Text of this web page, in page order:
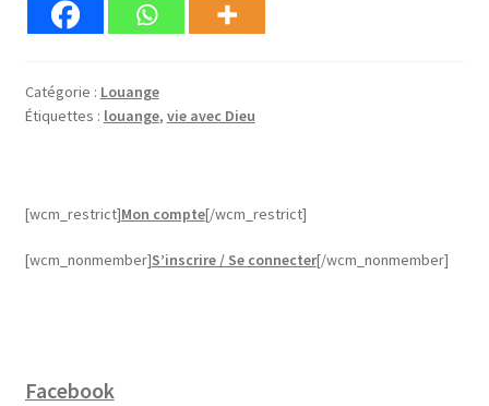
Catégorie : Louange
Étiquettes : louange, vie avec Dieu
[wcm_restrict]Mon compte[/wcm_restrict]
[wcm_nonmember]S’inscrire / Se connecter[/wcm_nonmember]
Facebook